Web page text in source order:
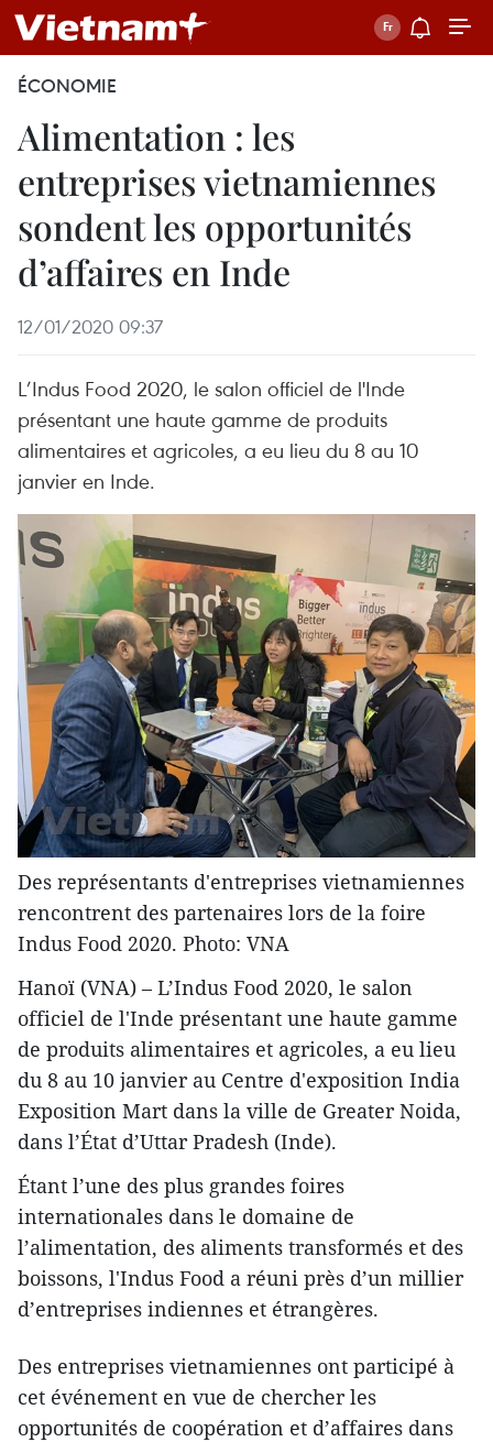
ÉCONOMIE
Alimentation : les
entreprises vietnamiennes
sondent les opportunités
d’affaires en Inde
12/01/2020 09:37
L’Indus Food 2020, le salon officiel de l'Inde
présentant une haute gamme de produits
alimentaires et agricoles, a eu lieu du 8 au 10
janvier en Inde.
Des représentants d'entreprises vietnamiennes
rencontrent des partenaires lors de la foire
Indus Food 2020. Photo: VNA
Hanoï (VNA) – L’Indus Food 2020, le salon
officiel de l'Inde présentant une haute gamme
de produits alimentaires et agricoles, a eu lieu
du 8 au 10 janvier au Centre d'exposition India
Exposition Mart dans la ville de Greater Noida,
dans l’État d’Uttar Pradesh (Inde).
Étant l’une des plus grandes foires
internationales dans le domaine de
l’alimentation, des aliments transformés et des
boissons, l'Indus Food a réuni près d’un millier
d’entreprises indiennes et étrangères.
Des entreprises vietnamiennes ont participé à
cet événement en vue de chercher les
opportunités de coopération et d’affaires dans